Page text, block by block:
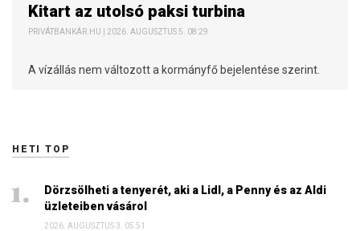
Kitart az utolsó paksi turbina
PRIVÁTBANKÁR.HU | 2026. AUGUSZTUS 5. 08:29
A vízállás nem változott a kormányfő bejelentése szerint.
HETI TOP
Dörzsölheti a tenyerét, aki a Lidl, a Penny és az Aldi
üzleteiben vásárol
2026. AUGUSZTUS 3. 05:51